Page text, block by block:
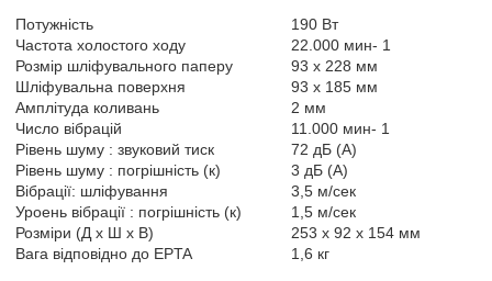
Потужність
190 Вт
Частота холостого ходу
22.000 мин- 1
Розмір шліфувального паперу
93 x 228 мм
Шліфувальна поверхня
93 x 185 мм
Амплітуда коливань
2 мм
Число вібрацій
11.000 мин- 1
Рівень шуму : звуковий тиск
72 дБ (А)
Рівень шуму : погрішність (к)
3 дБ (А)
Вібрації: шліфування
3,5 м/сек
Уроень вібрації : погрішність (к)
1,5 м/сек
Розміри (Д х Ш х В)
253 x 92 x 154 мм
Вага відповідно до EPTA
1,6 кг